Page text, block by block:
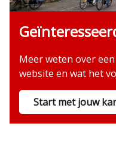
Meer weten over een
website en wat het
Start met jouw